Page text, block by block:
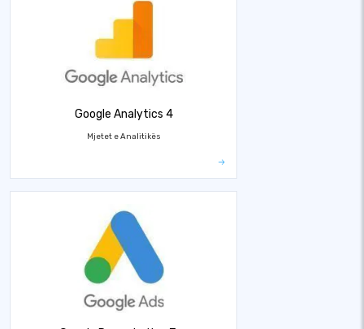
Google Analytics 4
Mjetet e Analitikës